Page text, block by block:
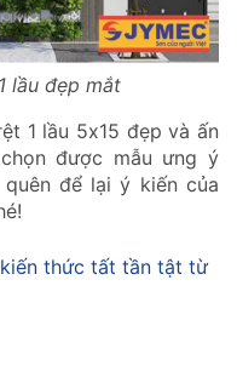
lầu đẹp mắt
1 lầu 5x15 đẹp và ấn
được mẫu ưng ý
để lại ý kiến của
thức tất tần tật từ